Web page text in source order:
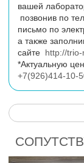
вашей
позвонив по
письмо по
а также
сайте http://
*Актуальную
+7(926)414-10-